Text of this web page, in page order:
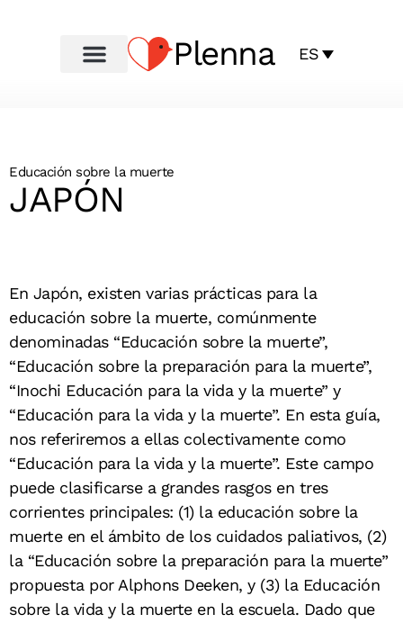
Plenna ES
Educación sobre la muerte
JAPÓN
En Japón, existen varias prácticas para la
educación sobre la muerte, comúnmente
denominadas “Educación sobre la muerte”,
“Educación sobre la preparación para la muerte”,
“Inochi Educación para la vida y la muerte” y
“Educación para la vida y la muerte”. En esta guía,
nos referiremos a ellas colectivamente como
“Educación para la vida y la muerte”. Este campo
puede clasificarse a grandes rasgos en tres
corrientes principales: (1) la educación sobre la
muerte en el ámbito de los cuidados paliativos, (2)
la “Educación sobre la preparación para la muerte”
propuesta por Alphons Deeken, y (3) la Educación
sobre la vida y la muerte en la escuela. Dado que